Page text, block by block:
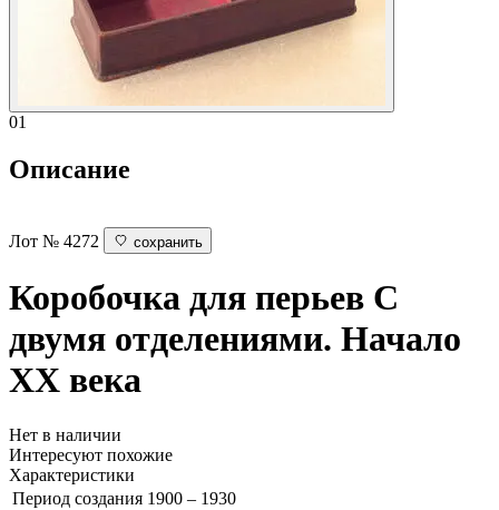
01
Описание
Лот № 4272 сохранить
Коробочка для перьев С
двумя отделениями. Начало
ХХ века
Нет в наличии
Интересуют похожие
Характеристики
Период создания 1900 – 1930